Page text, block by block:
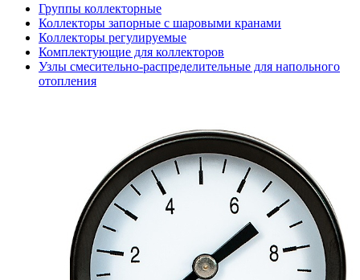
Группы коллекторные
Коллекторы запорные с шаровыми кранами
Коллекторы регулируемые
Комплектующие для коллекторов
Узлы смесительно-распределительные для напольного
отопления